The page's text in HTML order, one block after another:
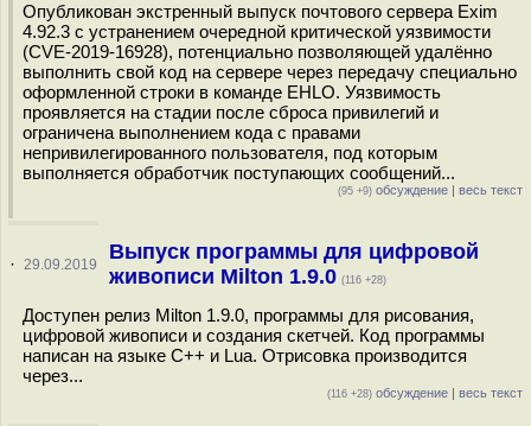
Опубликован экстренный выпуск почтового сервера Exim
4.92.3 с устранением очередной критической уязвимости
(CVE-2019-16928), потенциально позволяющей удалённо
выполнить свой код на сервере через передачу специально
оформленной строки в команде EHLO. Уязвимость
проявляется на стадии после сброса привилегий и
ограничена выполнением кода с правами
непривилегированного пользователя, под которым
выполняется обработчик поступающих сообщений...
(95 +9) обсуждение | весь текст
· 29.09.2019
Выпуск программы для цифровой
живописи Milton 1.9.0 (116 +28)
Доступен релиз Milton 1.9.0, программы для рисования,
цифровой живописи и создания скетчей. Код программы
написан на языке С++ и Lua. Отрисовка производится
через...
(116 +28) обсуждение | весь текст